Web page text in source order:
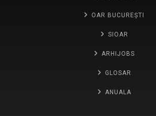
OAR BUCUREȘTI
SIOAR
ARHIJOBS
GLOSAR
ANUALA